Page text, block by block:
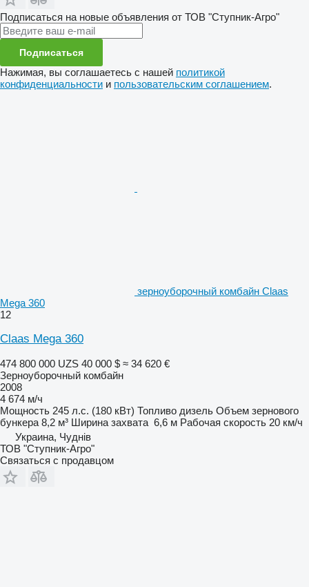
Подписаться на новые объявления от ТОВ "Ступник-Агро"
Подписаться
Нажимая, вы соглашаетесь с нашей политикой
конфиденциальности и пользовательским соглашением.
зерноуборочный комбайн Claas
Mega 360
12
Claas Mega 360
474 800 000 UZS 40 000 $ ≈ 34 620 €
Зерноуборочный комбайн
2008
4 674 м/ч
Мощность 245 л.с. (180 кВт) Топливо дизель Объем зернового
бункера 8,2 м³ Ширина захвата 6,6 м Рабочая скорость 20 км/ч
Украина, Чуднів
ТОВ "Ступник-Агро"
Связаться с продавцом